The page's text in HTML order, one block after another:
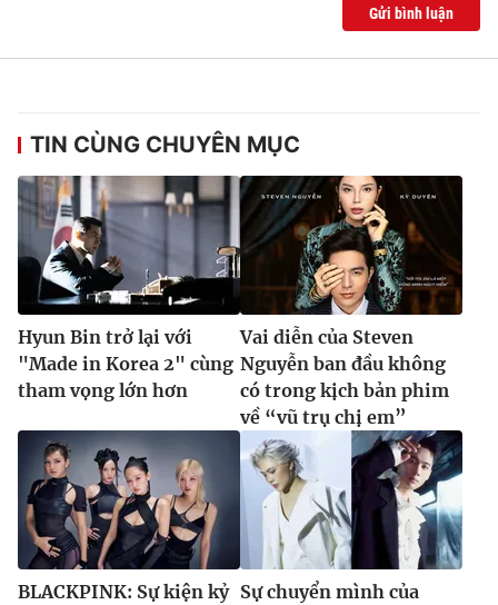
Gửi bình luận
TIN CÙNG CHUYÊN MỤC
Hyun Bin trở lại với
"Made in Korea 2" cùng
tham vọng lớn hơn
Vai diễn của Steven
Nguyễn ban đầu không
có trong kịch bản phim
về “vũ trụ chị em”
BLACKPINK: Sự kiện kỷ Sự chuyển mình của